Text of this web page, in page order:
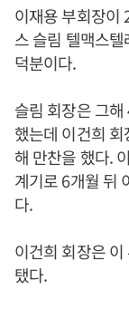
이재용 부회장이
스 슬림 텔맥스
덕분이다.
슬림 회장은 그
했는데 이건희
해 만찬을 했다.
계기로 6개월 뒤
다.
이건희 회장은
탰다.